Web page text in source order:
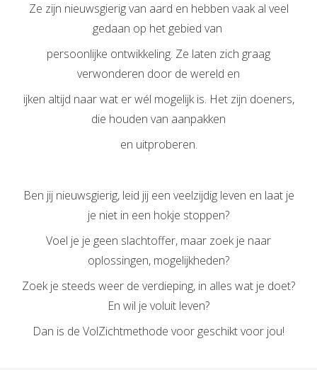
Ze zijn nieuwsgierig van aard en hebben vaak al veel
gedaan op het gebied van
persoonlijke ontwikkeling. Ze laten zich graag
verwonderen door de wereld en
ijken altijd naar wat er wél mogelijk is. Het zijn doeners,
die houden van aanpakken
en uitproberen.
Ben jij nieuwsgierig, leid jij een veelzijdig leven en laat je
je niet in een hokje stoppen?
Voel je je geen slachtoffer, maar zoek je naar
oplossingen, mogelijkheden?
Zoek je steeds weer de verdieping, in alles wat je doet?
En wil je voluit leven?
Dan is de VolZichtmethode voor geschikt voor jou!